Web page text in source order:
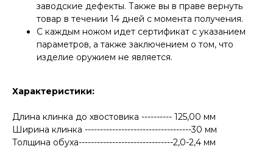
заводские дефекты. Также вы в праве вернуть
товар в течении 14 дней с момента получения.
С каждым ножом идет сертификат с указанием
параметров, а также заключением о том, что
изделие оружием не является.
Характеристики:
Длина клинка до хвостовика ---------- 125,00 мм
Ширина клинка -----------------------------------30 мм
Толщина обуха-------------------------------2,0-2,4 мм
КОНТАКТЫ
Консультации по телефону и онлайн.
Будем рады продемонстрировать вам
нашу продукцию. Позвоните нам или
оставьте запрос на звонок менеджера
ул. Восточная, 3Б (самовывоз), г. Павлово,
Нижегородская обл., Россия
Часы работы:ПН-ПТ с 09.00 до 17.00
Телефон: +7 (996) 130−131−1
E-mail: info-torg@bk.ru